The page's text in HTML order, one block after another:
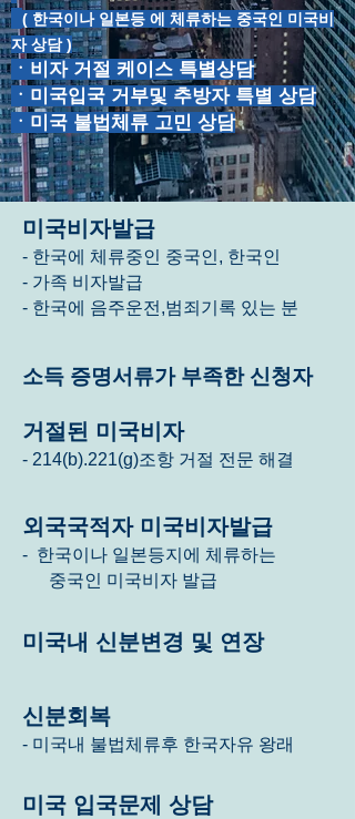
( 한국이나 일본등 에 체류하는 중국인 미국비
자 상담 )
ㆍ비자 거절 케이스 특별상담
ㆍ미국입국 거부및 추방자 특별 상담
ㆍ미국 불법체류 고민 상담
미국비자발급
- 한국에 체류중인 중국인, 한국인
- 가족 비자발급
- 한국에 음주운전,범죄기록 있는 분
​소득 증명서류가 부족한 신청자
거절된 미국비자
- 214(b).221(g)조항 거절 전문 해결
외국국적자 미국비자발급
- 한국이나 일본등지에 체류하는
중국인 미국비자 발급
미국내 신분변경 및 연장
신분회복​
- 미국내 불법체류후 한국자유 왕래
미국 입국문제 상담